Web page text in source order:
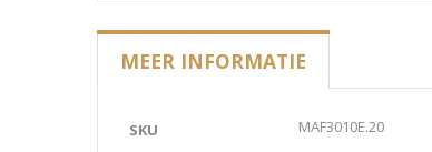
MEER INFORMATIE
SKU MAF3010E.20